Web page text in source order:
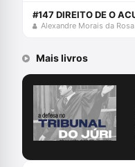
Alexandre Morais da Rosa
Mais livros